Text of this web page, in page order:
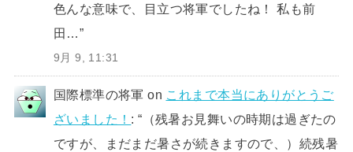
色んな意味で、目立つ将軍でしたね！ 私も前
田…”
9月 9, 11:31
国際標準の将軍 on これまで本当にありがとうご
ざいました！ : “ （残暑お見舞いの時期は過ぎたの
ですが、まだまだ暑さが続きますので、）続残暑